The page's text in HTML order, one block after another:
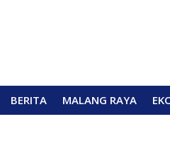
BERITA MALANG RAYA